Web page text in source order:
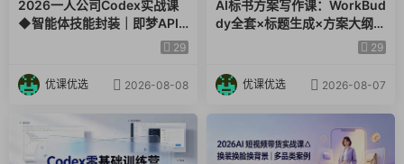
2026一人公司Codex实战课
◆智能体技能封装｜即梦API
视频｜电商视觉PPT自动化全29
优课优选 2026-08-08
AI标书方案写作课：WorkBud
dy全套×标题生成×方案大纲×
提示词技巧×废标点检查×豆包
29
优课优选 2026-08-07